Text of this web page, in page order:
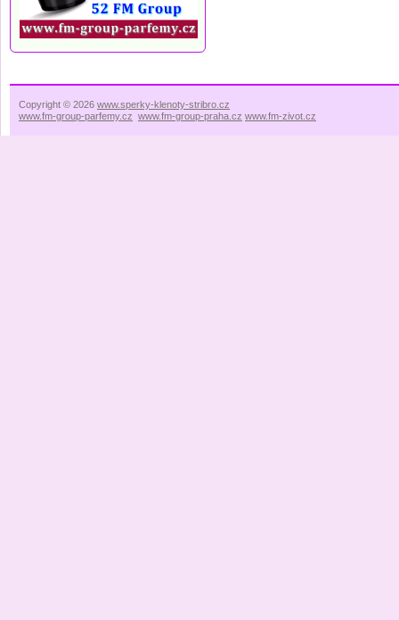
Copyright © 2026 www.sperky-klenoty-stribro.cz
www.fm-group-parfemy.cz www.fm-group-praha.cz www.fm-zivot.cz